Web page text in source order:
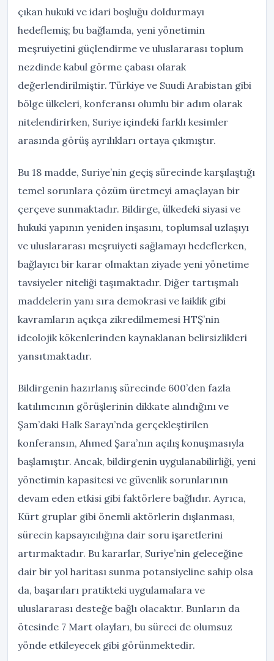
çıkan hukuki ve idari boşluğu doldurmayı
hedeflemiş; bu bağlamda, yeni yönetimin
meşruiyetini güçlendirme ve uluslararası toplum
nezdinde kabul görme çabası olarak
değerlendirilmiştir. Türkiye ve Suudi Arabistan gibi
bölge ülkeleri, konferansı olumlu bir adım olarak
nitelendirirken, Suriye içindeki farklı kesimler
arasında görüş ayrılıkları ortaya çıkmıştır.
Bu 18 madde, Suriye’nin geçiş sürecinde karşılaştığı
temel sorunlara çözüm üretmeyi amaçlayan bir
çerçeve sunmaktadır. Bildirge, ülkedeki siyasi ve
hukuki yapının yeniden inşasını, toplumsal uzlaşıyı
ve uluslararası meşruiyeti sağlamayı hedeflerken,
bağlayıcı bir karar olmaktan ziyade yeni yönetime
tavsiyeler niteliği taşımaktadır. Diğer tartışmalı
maddelerin yanı sıra demokrasi ve laiklik gibi
kavramların açıkça zikredilmemesi HTŞ’nin
ideolojik kökenlerinden kaynaklanan belirsizlikleri
yansıtmaktadır.
Bildirgenin hazırlanış sürecinde 600’den fazla
katılımcının görüşlerinin dikkate alındığını ve
Şam’daki Halk Sarayı’nda gerçekleştirilen
konferansın, Ahmed Şara’nın açılış konuşmasıyla
başlamıştır. Ancak, bildirgenin uygulanabilirliği, yeni
yönetimin kapasitesi ve güvenlik sorunlarının
devam eden etkisi gibi faktörlere bağlıdır. Ayrıca,
Kürt gruplar gibi önemli aktörlerin dışlanması,
sürecin kapsayıcılığına dair soru işaretlerini
artırmaktadır. Bu kararlar, Suriye’nin geleceğine
dair bir yol haritası sunma potansiyeline sahip olsa
da, başarıları pratikteki uygulamalara ve
uluslararası desteğe bağlı olacaktır. Bunların da
ötesinde 7 Mart olayları, bu süreci de olumsuz
yönde etkileyecek gibi görünmektedir.